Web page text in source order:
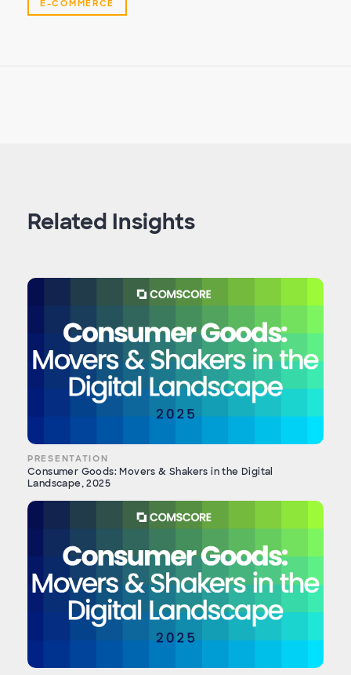
E-COMMERCE
Related Insights
PRESENTATION
Consumer Goods: Movers & Shakers in the Digital
Landscape, 2025